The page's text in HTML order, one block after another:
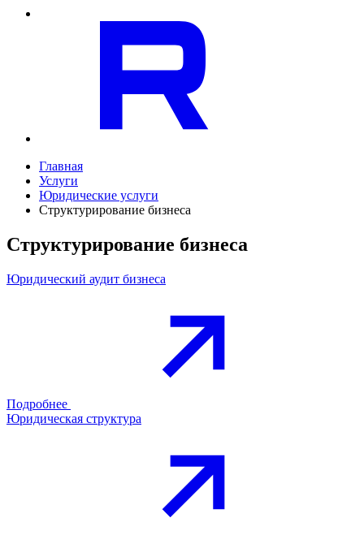
Главная
Услуги
Юридические услуги
Структурирование бизнеса
Структурирование бизнеса
Юридический аудит бизнеса
Подробнее
Юридическая структура